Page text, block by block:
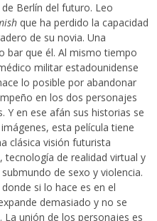
Berlín del futuro. Leo
que ha perdido la capacidad
de su novia. Una
bar que él. Al mismo tiempo
militar estadounidense
lo posible por abandonar
en los dos personajes
Y en ese afán sus historias se
esta película tiene
clásica visión futurista
tecnología de realidad virtual y
de sexo y violencia.
si lo hace es en el
demasiado y no se
unión de los personajes es